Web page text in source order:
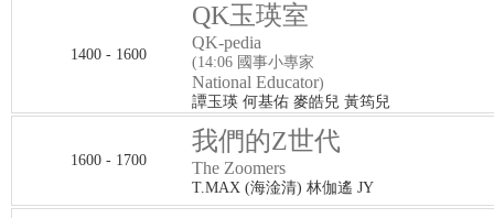
1400 - 1600
QK玉瑛室
QK-pedia
(14:06 國事小專家
National Educator)
譚玉瑛 何基佑 麥皓兒 黃筠兒
1600 - 1700
我們的Z世代
The Zoomers
T.MAX (海淦清) 林伽遙 JY